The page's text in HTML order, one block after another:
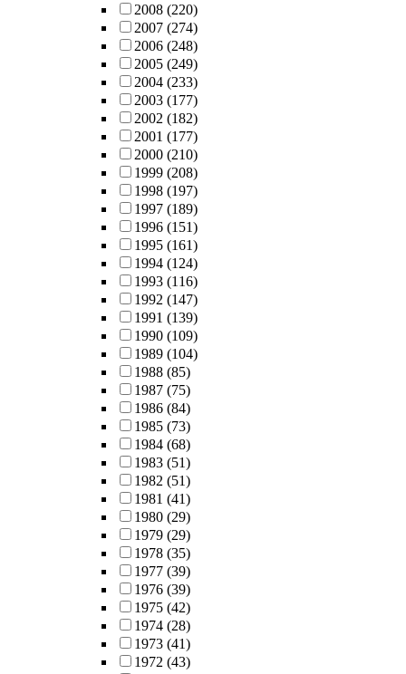
2008 (220)
2007 (274)
2006 (248)
2005 (249)
2004 (233)
2003 (177)
2002 (182)
2001 (177)
2000 (210)
1999 (208)
1998 (197)
1997 (189)
1996 (151)
1995 (161)
1994 (124)
1993 (116)
1992 (147)
1991 (139)
1990 (109)
1989 (104)
1988 (85)
1987 (75)
1986 (84)
1985 (73)
1984 (68)
1983 (51)
1982 (51)
1981 (41)
1980 (29)
1979 (29)
1978 (35)
1977 (39)
1976 (39)
1975 (42)
1974 (28)
1973 (41)
1972 (43)